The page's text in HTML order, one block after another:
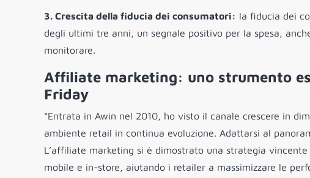
3. Crescita della fiducia dei consumatori: la fiducia dei
degli ultimi tre anni, un segnale positivo per la spesa,
monitorare.
Affiliate marketing: uno strumento
Friday
“Entrata in Awin nel 2010, ho visto il canale crescere in
ambiente retail in continua evoluzione. Adattarsi al
L’affiliate marketing si è dimostrato una strategia
mobile e in-store, aiutando i retailer a massimizzare le